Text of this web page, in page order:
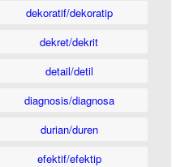
dekoratif/dekoratip
dekret/dekrit
detail/detil
diagnosis/diagnosa
durian/duren
efektif/efektip